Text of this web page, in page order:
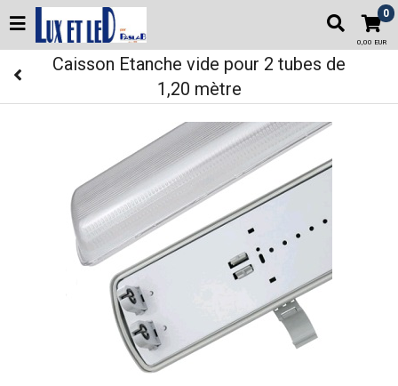
0
0,00 EUR
Caisson Etanche vide pour 2 tubes de
1,20 mètre